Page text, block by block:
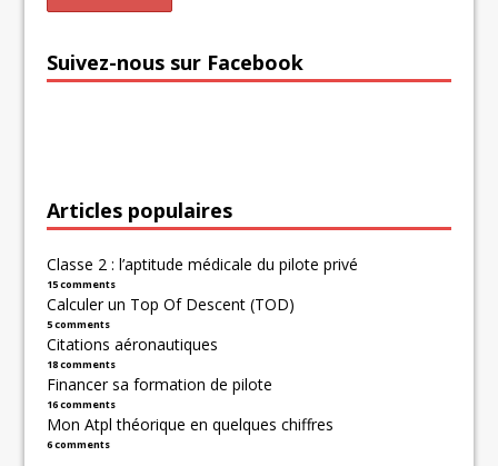
Suivez-nous sur Facebook
Articles populaires
Classe 2 : l’aptitude médicale du pilote privé
15 comments
Calculer un Top Of Descent (TOD)
5 comments
Citations aéronautiques
18 comments
Financer sa formation de pilote
16 comments
Mon Atpl théorique en quelques chiffres
6 comments